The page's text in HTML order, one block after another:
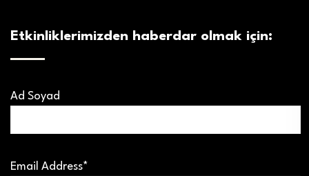
Etkinliklerimizden haberdar olmak için:
Ad Soyad
Email Address*